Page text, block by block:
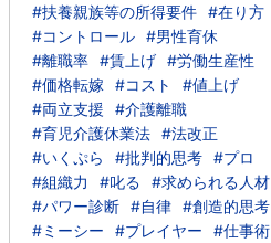
#扶養親族等の所得要件 #在り方
#コントロール #男性育休
#離職率 #賃上げ #労働生産性
#価格転嫁
#コスト
#値上げ
#両立支援
#介護離職
#育児介護休業法 #法改正
#いくぷら
#批判的思考 #プロ
#組織力
#叱る
#求められる人材
#パワー診断 #自律 #創造的思考
#ミーシー
#プレイヤー
#仕事術